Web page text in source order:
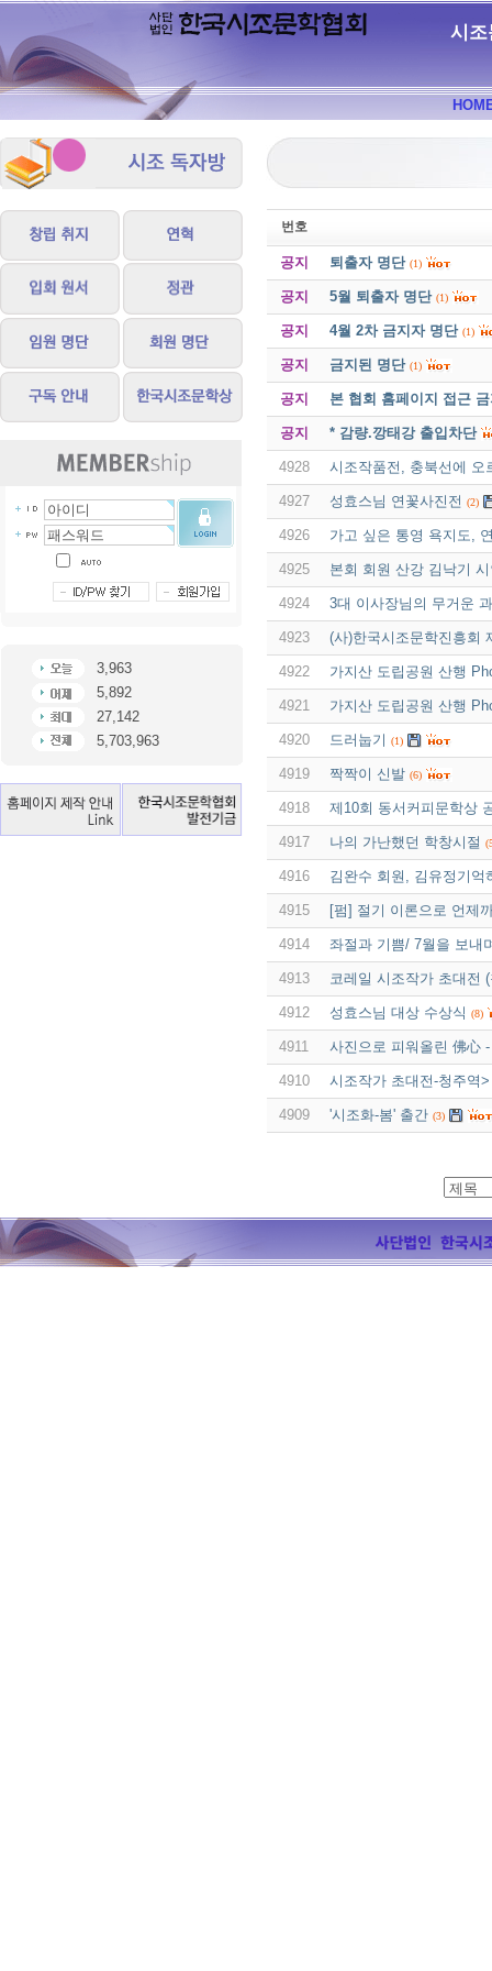
시조
3,963
5,892
27,142
5,703,963
번호
공지 퇴출자 명단 (1)
공지 5월 퇴출자 명단 (1)
공지 4월 2차 금지자 명단 (1)
공지 금지된 명단 (1)
공지 본 협회 홈페이지 접근
공지 * 감량.깡태강 출입차단
4928 시조작품전, 충북선에 오
4927 성효스님 연꽃사진전 (2)
4926 가고 싶은 통영 욕지도,
4925 본회 회원 산강 김낙기
4924 3대 이사장님의 무거운
4923 (사)한국시조문학진흥회
4922 가지산 도립공원 산행
4921 가지산 도립공원 산행
4920 드러눕기 (1)
4919 짝짝이 신발 (6)
4918 제10회 동서커피문학상
4917 나의 가난했던 학창시절
4916 김완수 회원, 김유정기억
4915 [펌] 절기 이론으로 언제
4914 좌절과 기쁨/ 7월을 보내
4913 코레일 시조작가 초대전
4912 성효스님 대상 수상식 (8)
4911 사진으로 피워올린 佛心
4910 시조작가 초대전-청주역
4909 '시조화-봄' 출간 (3)